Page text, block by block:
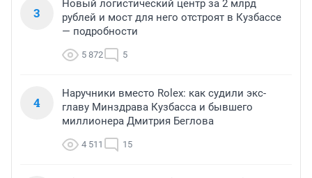
3
Новый логистический центр за 2 млрд
рублей и мост для него отстроят в Кузбассе
— подробности
5 872 5
4
Наручники вместо Rolex: как судили экс-
главу Минздрава Кузбасса и бывшего
миллионера Дмитрия Беглова
4 511 15